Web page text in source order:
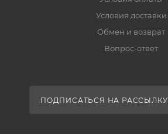
Условия доставки
Обмен и возврат
Вопрос-ответ
ПОДПИСАТЬСЯ НА РАССЫЛКУ